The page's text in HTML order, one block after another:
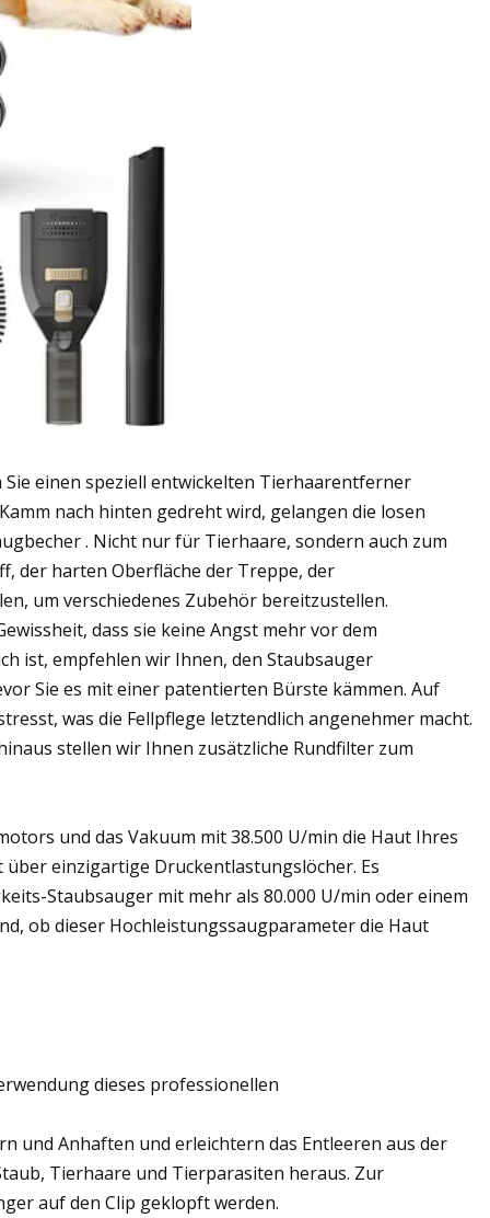
einen speziell entwickelten Tierhaarentferner
nach hinten gedreht wird, gelangen die losen
. Nicht nur für Tierhaare, sondern auch zum
der harten Oberfläche der Treppe, der
um verschiedenes Zubehör bereitzustellen.
dass sie keine Angst mehr vor dem
ist, empfehlen wir Ihnen, den Staubsauger
Sie es mit einer patentierten Bürste kämmen. Auf
was die Fellpflege letztendlich angenehmer macht.
stellen wir Ihnen zusätzliche Rundfilter zum
und das Vakuum mit 38.500 U/min die Haut Ihres
einzigartige Druckentlastungslöcher. Es
Staubsauger mit mehr als 80.000 U/min oder einem
ob dieser Hochleistungssaugparameter die Haut
dieses professionellen
und Anhaften und erleichtern das Entleeren aus der
Tierhaare und Tierparasiten heraus. Zur
auf den Clip geklopft werden.